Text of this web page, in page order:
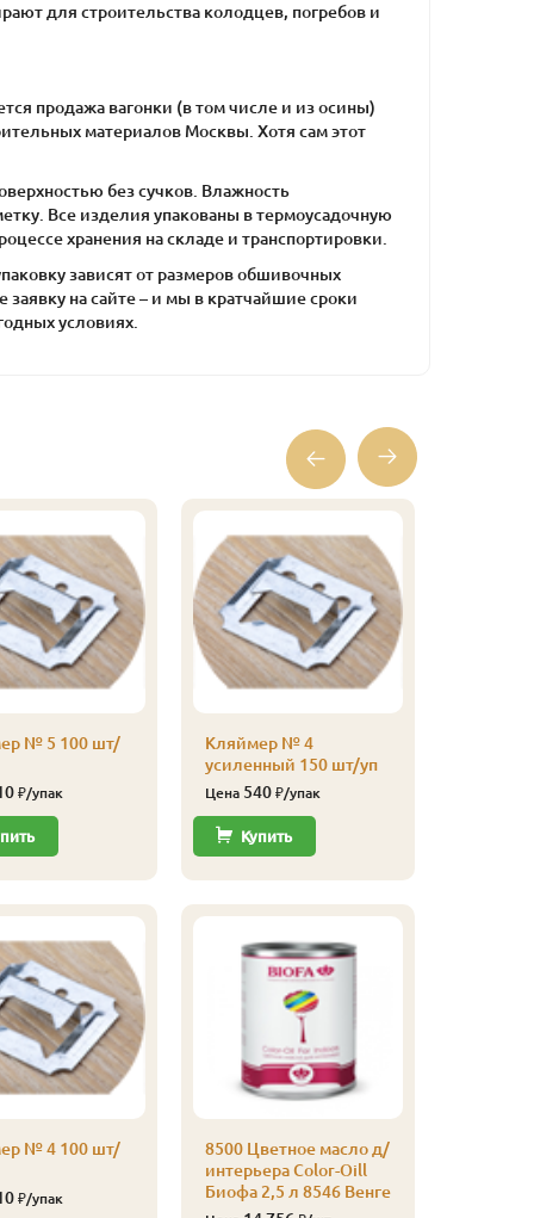
для строительства колодцев, погребов и
продажа вагонки (в том числе и из осины)
материалов Москвы. Хотя сам этот
без сучков. Влажность
Все изделия упакованы в термоусадочную
хранения на складе и транспортировки.
зависят от размеров обшивочных
на сайте – и мы в кратчайшие сроки
условиях.
№ 5 100 шт/
₽/упак
№ 4 100 шт/
₽/упак
Кляймер № 4
усиленный 150 шт/уп
Цена 540₽/упак
Купить
8500 Цветное масло д/
интерьера Color-Oill
Биофа 2,5 л 8546 Венге